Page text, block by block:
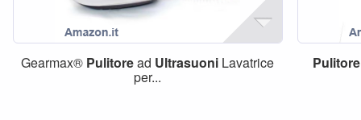
Gearmax® Pulitoread Ultrasuoni Lavatrice
per...
Pulitore